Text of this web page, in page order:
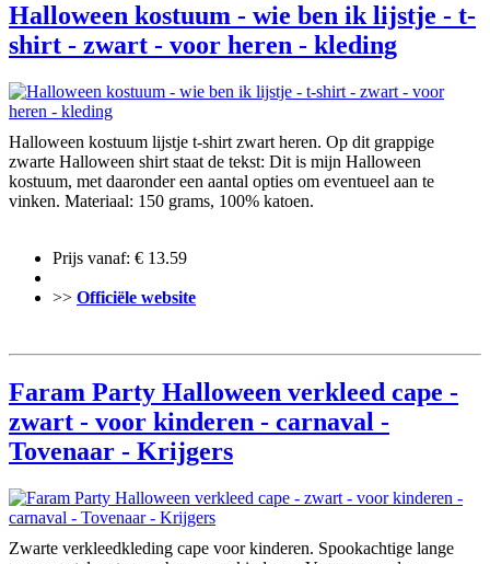
Halloween kostuum - wie ben ik lijstje - t-
shirt - zwart - voor heren - kleding
Halloween kostuum lijstje t-shirt zwart heren. Op dit grappige
zwarte Halloween shirt staat de tekst: Dit is mijn Halloween
kostuum, met daaronder een aantal opties om eventueel aan te
vinken. Materiaal: 150 grams, 100% katoen.
Prijs vanaf: € 13.59
>> Officiële website
Faram Party Halloween verkleed cape -
zwart - voor kinderen - carnaval -
Tovenaar - Krijgers
Zwarte verkleedkleding cape voor kinderen. Spookachtige lange